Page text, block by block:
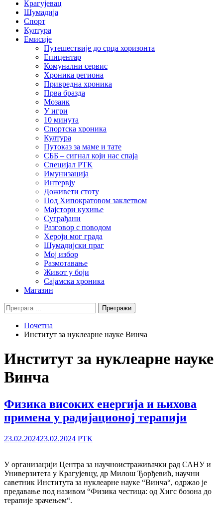
Крагујевац
Шумадија
Спорт
Култура
Емисије
Путешествије до срца хоризонта
Епицентар
Комунални сервис
Хроника региона
Привредна хроника
Прва бразда
Мозаик
У игри
10 минута
Спортска хроника
Култура
Путоказ за маме и тате
СББ – сигнал који нас спаја
Специјал РТК
Имунизација
Интервју
Доживети стоту
Под Хипократовом заклетвом
Мајстори кухиње
Суграђани
Разговор с поводом
Хероји мог града
Шумадијски праг
Мој избор
Размотавање
Живот у боји
Сајамска хроника
Магазин
Претрага
за:
Почетна
Институт за нуклеарне науке Винча
Институт за нуклеарне науке
Винча
Физика високих енергија и њихова
примена у радијационој терапији
23.02.202423.02.2024 РТК
У организацији Центра за научноистраживачки рад САНУ и
Универзитета у Крагујевцу, др Милош Ђорђевић, научни
саветник Института за нуклеарне науке “Винча“, одржао је
предавање под називом “Физика честица: од Хигс бозона до
терапије зрачењем“.